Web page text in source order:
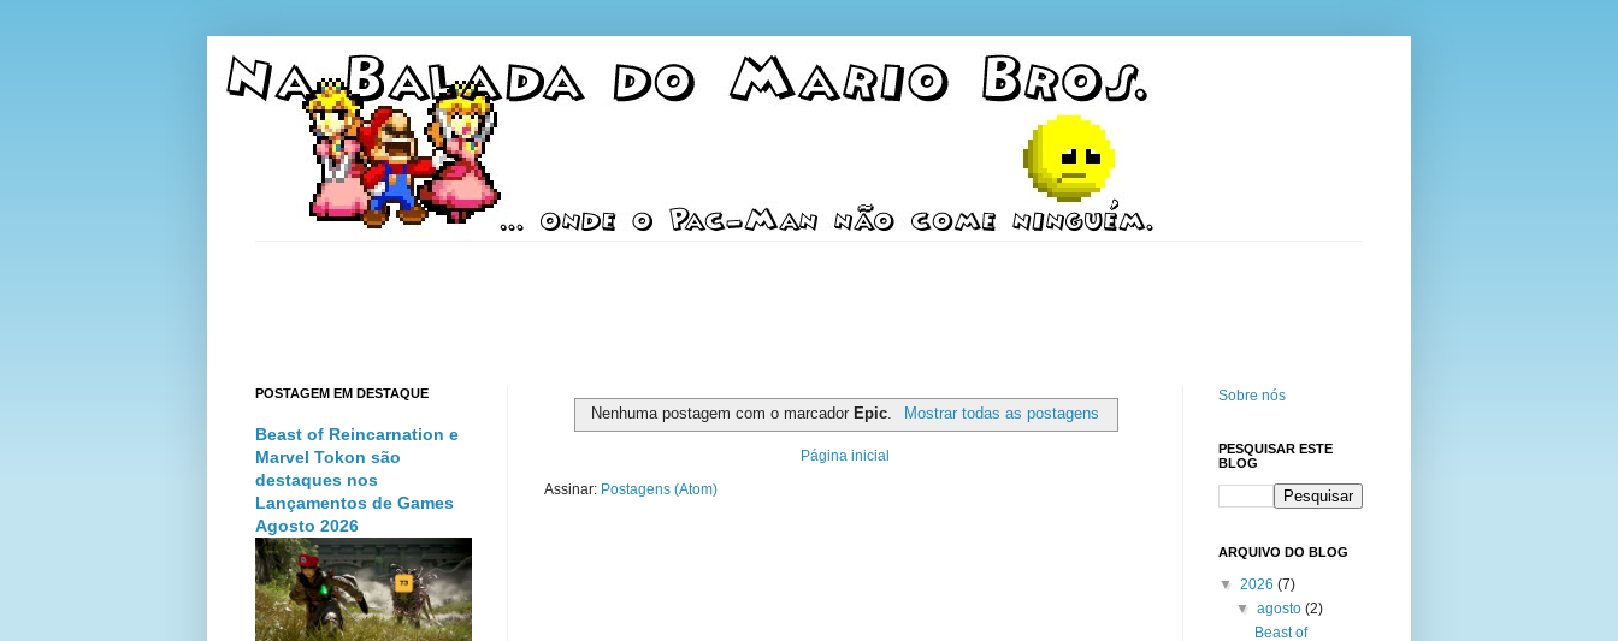
Nenhuma postagem com o marcador Epic Mostrar todas as postagens
Página inicial
Assinar: Postagens (Atom)
POSTAGEM EM DESTAQUE
Beast of Reincarnation e
Marvel Tokon são
destaques nos
Lançamentos de Games
Agosto 2026
Sobre nós
PESQUISAR ESTE
BLOG
ARQUIVO DO BLOG
▼ 2026 (7)
▼agosto(2)
Beast of